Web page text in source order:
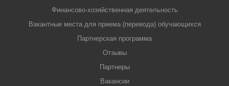
Финансово-хозяйственная деятельность
Вакантные места для приема (перевода) обучающихся
Партнерская программа
Отзывы
Партнеры
Вакансии